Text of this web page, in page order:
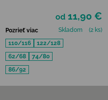
od 11,90 €
Pozrieť viac Skladom
(2 ks)
110/116
122/128
62/68
74/80
86/92